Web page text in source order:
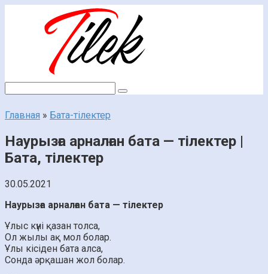
Главная » Бата-тілектер
Наурызға арналған бата — тілектер |
Бата, тілектер
30.05.2021
Наурызға арналған бата — тілектер
Ұлыс күні қазан толcа,
Ол жылы ақ мол болар.
Ұлы кісіден бата алса,
Сонда әрқашан жол болар.